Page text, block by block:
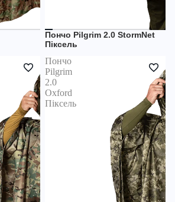
НЕМАЄ В НАЯВНОСТІ
Пончо Pilgrim 2.0 StormNet
Піксель
Пончо
Pilgrim
2.0
Oxford
Піксель